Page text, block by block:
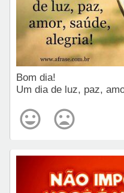
Bom dia!
Um dia de luz, paz,